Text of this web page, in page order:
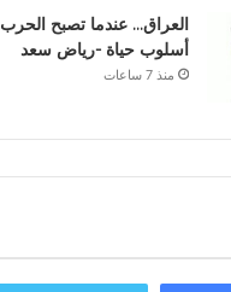
العراق… عندما تصبح الحرب
أسلوب حياة -رياض سعد
منذ 7 ساعات